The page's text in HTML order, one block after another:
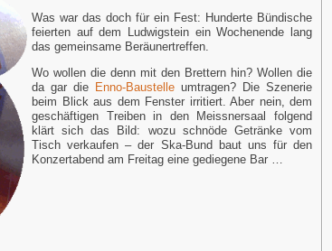
Was war das doch für ein Fest: Hunderte Bündische
feierten auf dem Ludwigstein ein Wochenende lang
das gemeinsame Beräunertreffen.
Wo wollen die denn mit den Brettern hin? Wollen die
da gar die Enno-Baustelle umtragen? Die Szenerie
beim Blick aus dem Fenster irritiert. Aber nein, dem
geschäftigen Treiben in den Meissnersaal folgend
klärt sich das Bild: wozu schnöde Getränke vom
Tisch verkaufen – der Ska-Bund baut uns für den
Konzertabend am Freitag eine gediegene Bar …